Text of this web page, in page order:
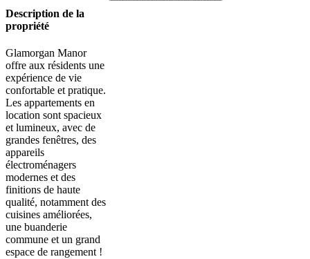
Description de la
propriété
Glamorgan Manor
offre aux résidents une
expérience de vie
confortable et pratique.
Les appartements en
location sont spacieux
et lumineux, avec de
grandes fenêtres, des
appareils
électroménagers
modernes et des
finitions de haute
qualité, notamment des
cuisines améliorées,
une buanderie
commune et un grand
espace de rangement !